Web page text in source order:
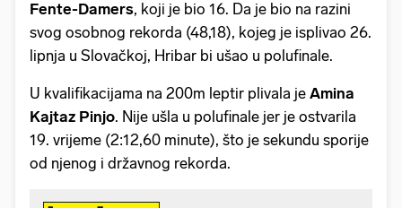
Fente-Damers, koji je bio 16. Da je bio na razini
svog osobnog rekorda (48,18), kojeg je isplivao 26.
lipnja u Slovačkoj, Hribar bi ušao u polufinale.
U kvalifikacijama na 200m leptir plivala je Amina
Kajtaz Pinjo. Nije ušla u polufinale jer je ostvarila
19. vrijeme (2:12,60 minute), što je sekundu sporije
od njenog i državnog rekorda.